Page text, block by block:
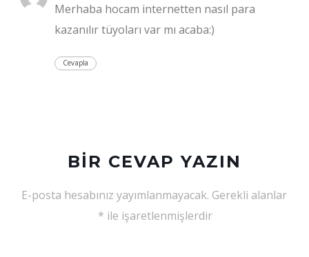
Merhaba hocam internetten nasıl para
kazanılır tüyoları var mı acaba:)
Cevapla
BIR CEVAP YAZIN
E-posta hesabınız yayımlanmayacak. Gerekli alanlar
* ile işaretlenmişlerdir